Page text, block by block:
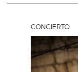
CONCIERTO